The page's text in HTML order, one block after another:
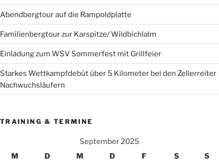
Abendbergtour auf die Rampoldplatte
Familienbergtour zur Karspitze/ Wildbichlalm
Einladung zum WSV Sommerfest mit Grillfeier
Starkes Wettkampfdebüt über 5 Kilometer bei den Zellerreiter
Nachwuchsläufern
TRAINING & TERMINE
September 2025
M
D M D F S S